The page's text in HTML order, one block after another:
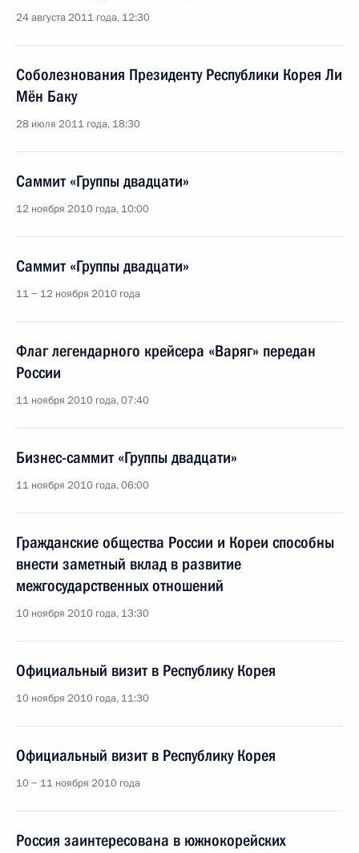
24 августа 2011 года, 12:30
Соболезнования Президенту Республики Корея Ли
Мён Баку
28 июля 2011 года, 18:30
Саммит «Группы двадцати»
12 ноября 2010 года, 10:00
Саммит «Группы двадцати»
11 − 12 ноября 2010 года
Флаг легендарного крейсера «Варяг» передан
России
11 ноября 2010 года, 07:40
Бизнес-саммит «Группы двадцати»
11 ноября 2010 года, 06:00
Гражданские общества России и Кореи способны
внести заметный вклад в развитие
межгосударственных отношений
10 ноября 2010 года, 13:30
Официальный визит в Республику Корея
10 ноября 2010 года, 11:30
Официальный визит в Республику Корея
10 − 11 ноября 2010 года
Россия заинтересована в южнокорейских